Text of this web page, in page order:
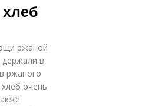
ржаной
держали в
ржаного
очень